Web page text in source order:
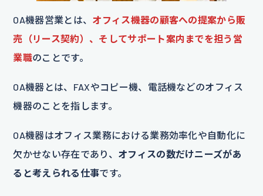
OA機器営業とは、 オフィス機器の顧客への提案から販
売（リース契約）、そしてサポート案内までを担う営
業職のことです。
OA機器とは、FAXやコピー機、電話機などのオフィス
機器のことを指します。
OA機器はオフィス業務における業務効率化や自動化に
欠かせない存在であり、 オフィスの数だけニーズがあ
ると考えられる仕事です。